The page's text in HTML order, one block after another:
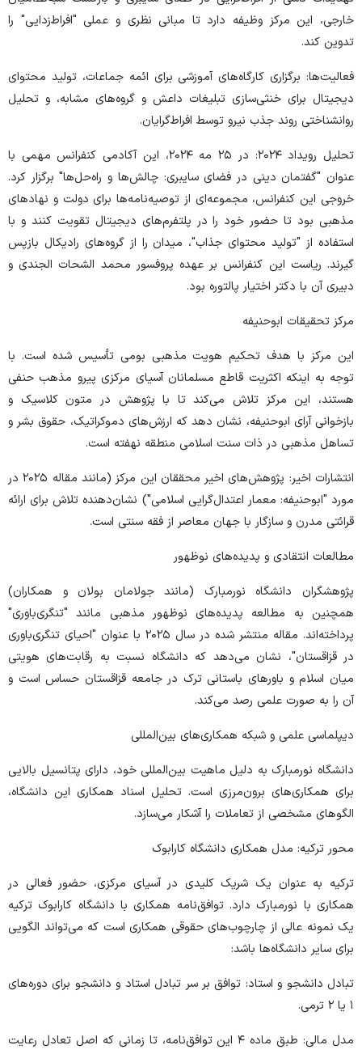
خارجی، این مرکز وظیفه دارد تا مبانی نظری و عملی "افراط‌زدایی" را
تدوین کند.
فعالیت‌ها: برگزاری کارگاه‌های آموزشی برای ائمه جماعات، تولید محتوای
دیجیتال برای خنثی‌سازی تبلیغات داعش و گروه‌های مشابه، و تحلیل
روانشناختی روند جذب نیرو توسط افراط‌گرایان.
تحلیل رویداد ۲۰۲۴: در ۲۵ مه ۲۰۲۴، این آکادمی کنفرانس مهمی با
عنوان "گفتمان دینی در فضای سایبری: چالش‌ها و راه‌حل‌ها" برگزار کرد.
خروجی این کنفرانس، مجموعه‌ای از توصیه‌نامه‌ها برای دولت و نهادهای
مذهبی بود تا حضور خود را در پلتفرم‌های دیجیتال تقویت کنند و با
استفاده از "تولید محتوای جذاب"، میدان را از گروه‌های رادیکال بازپس
گیرند. ریاست این کنفرانس بر عهده پروفسور محمد الشحات الجندی و
دبیری آن با دکتر اختیار پالتوره بود.
مرکز تحقیقات ابوحنیفه
این مرکز با هدف تحکیم هویت مذهبی بومی تأسیس شده است. با
توجه به اینکه اکثریت قاطع مسلمانان آسیای مرکزی پیرو مذهب حنفی
هستند، این مرکز تلاش می‌کند تا با پژوهش در متون کلاسیک و
بازخوانی آرای ابوحنیفه، نشان دهد که ارزش‌های دموکراتیک، حقوق بشر و
تساهل مذهبی در ذات سنت اسلامی منطقه نهفته است.
انتشارات اخیر: پژوهش‌های اخیر محققان این مرکز (مانند مقاله ۲۰۲۵ در
مورد "ابوحنیفه: معمار اعتدال‌گرایی اسلامی") نشان‌دهنده تلاش برای ارائه
قرائتی مدرن و سازگار با جهان معاصر از فقه سنتی است.
مطالعات انتقادی و پدیده‌های نوظهور
پژوهشگران دانشگاه نورمبارک (مانند جولامان بولان و همکاران)
همچنین به مطالعه پدیده‌های نوظهور مذهبی مانند "تنگری‌باوری"
پرداخته‌اند. مقاله منتشر شده در سال ۲۰۲۵ با عنوان "احیای تنگری‌باوری
در قزاقستان"، نشان می‌دهد که دانشگاه نسبت به رقابت‌های هویتی
میان اسلام و باورهای باستانی ترک در جامعه قزاقستان حساس است و
آن را به صورت علمی رصد می‌کند.
دیپلماسی علمی و شبکه همکاری‌های بین‌المللی
دانشگاه نورمبارک به دلیل ماهیت بین‌المللی خود، دارای پتانسیل بالایی
برای همکاری‌های برون‌مرزی است. تحلیل اسناد همکاری این دانشگاه،
الگوهای مشخصی از تعاملات را آشکار می‌سازد.
محور ترکیه: مدل همکاری دانشگاه کارابوک
ترکیه به عنوان یک شریک کلیدی در آسیای مرکزی، حضور فعالی در
همکاری با نورمبارک دارد. توافق‌نامه همکاری با دانشگاه کارابوک ترکیه
یک نمونه عالی از چارچوب‌های حقوقی همکاری است که می‌تواند الگویی
برای سایر دانشگاه‌ها باشد:
تبادل دانشجو و استاد: توافق بر سر تبادل استاد و دانشجو برای دوره‌های
۱ یا ۲ ترمی.
مدل مالی: طبق ماده ۴ این توافق‌نامه، تا زمانی که اصل تعادل رعایت